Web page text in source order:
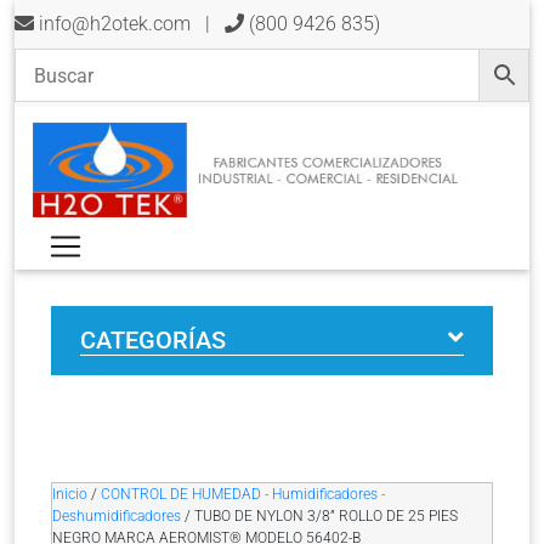
info@h2otek.com | (800 9426 835)
CATEGORÍAS
Inicio / CONTROL DE HUMEDAD - Humidificadores -
Deshumidificadores / TUBO DE NYLON 3/8” ROLLO DE 25 PIES
NEGRO MARCA AEROMIST® MODELO 56402-B